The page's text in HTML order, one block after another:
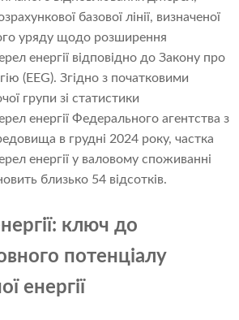
базової лінії, визначеної
уряду щодо розширення
енергії відповідно до Закону про
(EEG). Згідно з початковими
групи зі статистики
енергії Федерального агентства з
в грудні 2024 року, частка
енергії у валовому споживанні
близько 54 відсотків.
ключ до
потенціалу
енергії